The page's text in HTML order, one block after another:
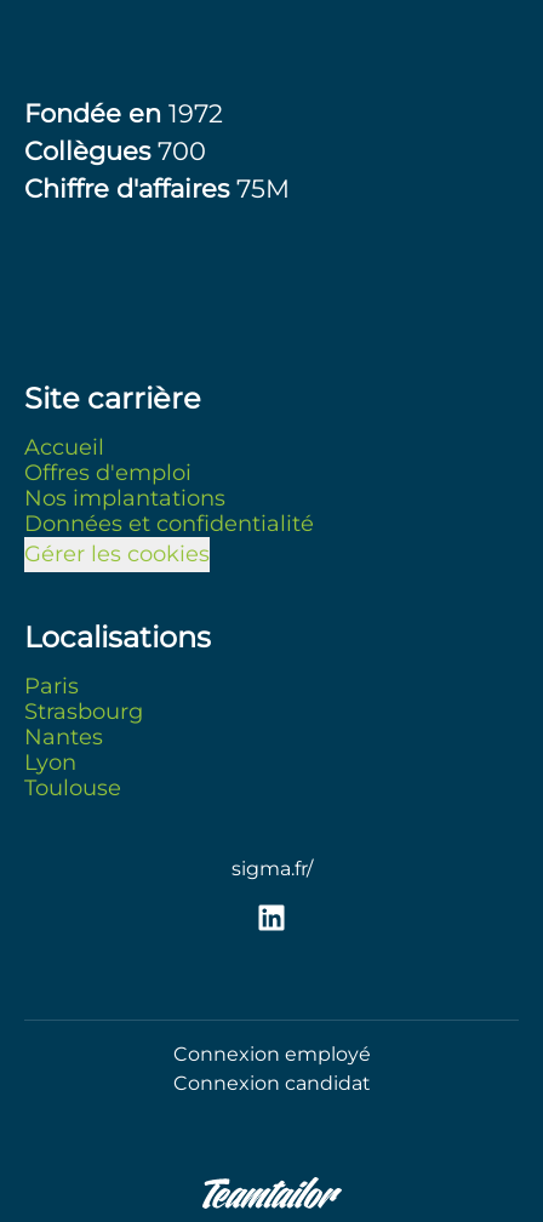
Fondée en 1972
Collègues 700
Chiffre d'affaires 75M
Site carrière
Accueil
Offres d'emploi
Nos implantations
Données et confidentialité
Gérer les cookies
Localisations
Paris
Strasbourg
Nantes
Lyon
Toulouse
sigma.fr/
Connexion employé
Connexion candidat